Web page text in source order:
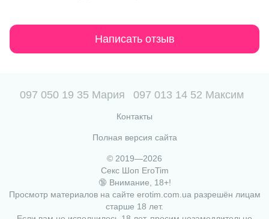
Написать отзыв
097 050 19 35 Мария 097 013 14 52 Максим
Контакты
Полная версия сайта
© 2019—2026
Секс Шоп EroTim
🔞 Внимание, 18+!
Просмотр материалов на сайте erotim.com.ua разрешён лицам
старше 18 лет.